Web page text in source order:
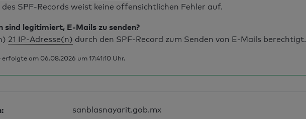
SPF-Records weist keine offensichtlichen Fehler auf.
sind legitimiert, E-Mails zu senden?
21 IP-Adresse(n) durch den SPF-Record zum Senden von E-Mails berechtigt.
am 06.08.2026 um 17:41:10 Uhr.
sanblasnayarit.gob.mx